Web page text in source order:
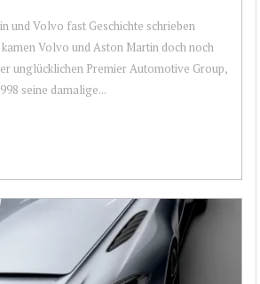
und Volvo fast Geschichte schrieben
kamen Volvo und Aston Martin doch noch
unglücklichen Premier Automotive Group,
seine damalige...